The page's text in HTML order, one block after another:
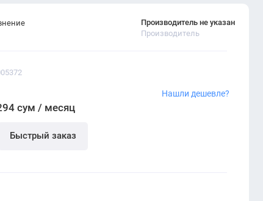
Производитель не указан
Производитель
сум / месяц
Быстрый заказ
Нашли дешевле?